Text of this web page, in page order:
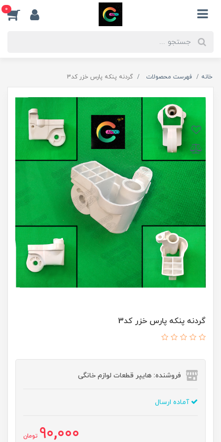
0
خانه فهرست محصولات گردنه پنکه پارس خزر کد3
گردنه پنکه پارس خزر کد3
فروشنده: هایپر قطعات لوازم خانگی
آماده ارسال
90,000 تومان